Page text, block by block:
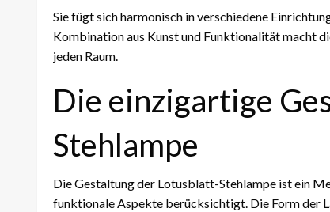
Sie fügt sich harmonisch in verschiedene
Kombination aus Kunst und Funktionalität macht
jeden Raum.
Die einzigartige
Stehlampe
Die Gestaltung der Lotusblatt-Stehlampe ist ein
funktionale Aspekte berücksichtigt. Die Form der